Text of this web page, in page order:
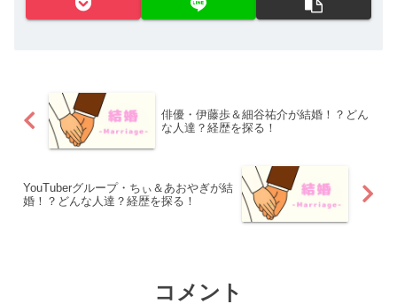
俳優・伊藤歩＆細谷祐介が結婚！？どん
な人達？経歴を探る！
YouTuberグループ・ちぃ＆あおやぎが結
婚！？どんな人達？経歴を探る！
コメント